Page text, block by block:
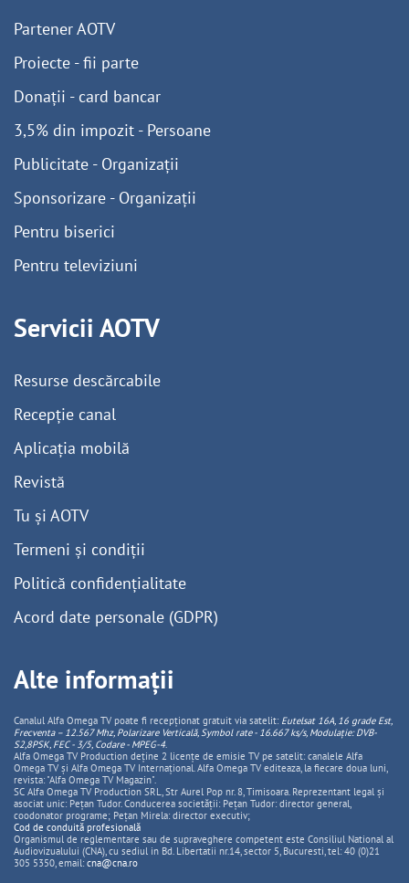
Partener AOTV
Proiecte - fii parte
Donații - card bancar
3,5% din impozit - Persoane
Publicitate - Organizații
Sponsorizare - Organizații
Pentru biserici
Pentru televiziuni
Servicii AOTV
Resurse descărcabile
Recepție canal
Aplicația mobilă
Revistă
Tu și AOTV
Termeni și condiții
Politică confidențialitate
Acord date personale (GDPR)
Alte informații
Canalul Alfa Omega TV poate fi recepționat gratuit via satelit: Eutelsat 16A, 16 grade Est,
Frecventa – 12.567 Mhz, PolarizareVerticală, Symbol rate - 16.667 ks/s, Modulație: DVB-
S2,8PSK, FEC - 3/5, Codare - MPEG-4.
Alfa Omega TV Production deține 2 licențe de emisie TV pe satelit: canalele Alfa
Omega TV și Alfa Omega TV Internațional. Alfa Omega TV editeaza, la fiecare doua luni,
revista: "Alfa Omega TV Magazin".
SC Alfa Omega TV Production SRL, Str Aurel Pop nr. 8, Timisoara. Reprezentant legal și
asociat unic: Pețan Tudor. Conducerea societății: Pețan Tudor: director general,
coodonator programe; Pețan Mirela: director executiv;
Cod de conduită profesională
Organismul de reglementare sau de supraveghere competent este Consiliul National al
Audiovizualului (CNA), cu sediul in Bd. Libertatii nr.14, sector 5, Bucuresti, tel: 40 (0)21
305 5350, email: cna@cna.ro